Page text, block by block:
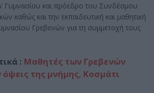
Γυμνασίου και πρόεδρο του Συνδέσμου
καθώς και την εκπαιδευτική και μαθητική
Γρεβενών για τη συμμετοχή τους
: Μαθητές των Γρεβενών
της μνήμης, Κοσμάτι